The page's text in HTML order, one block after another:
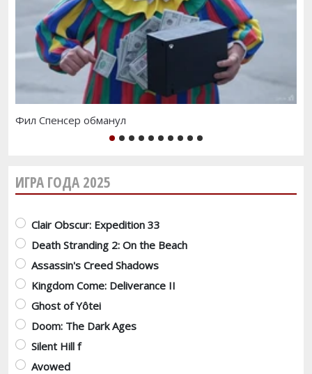
Фил Спенсер обманул
1 2 3
ИГРА ГОДА 2025
Варианты
Clair Obscur: Expedition 33
Death Stranding 2: On the Beach
Assassin's Creed Shadows
Kingdom Come: Deliverance II
Ghost of Yôtei
Doom: The Dark Ages
Silent Hill f
Avowed